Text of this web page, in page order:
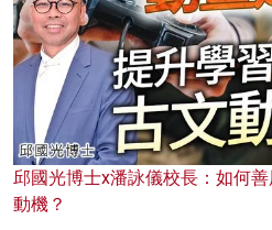
邱國光博士x潘詠儀校長：如何
動機？